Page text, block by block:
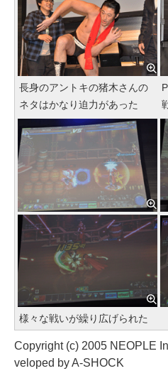
長身のアントキの猪木さんの
ネタはかなり迫力があった
様々な戦いが繰り広げられた
Copyright (c) 2005 NEOPLE
veloped by A-SHOCK